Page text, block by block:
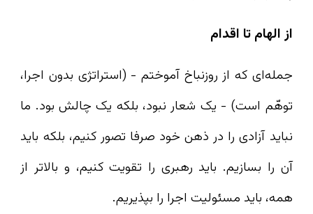
از الهام تا اقدام
جمله‌ای که از روزنباخ آموختم - (استراتژی بدون اجرا،
توهّم است) - یک شعار نبود، بلکه یک چالش بود. ما
نباید آزادی را در ذهن خود صرفا تصور کنیم، بلکه باید
آن را بسازیم. باید رهبری را تقویت کنیم، و بالاتر از
همه، باید مسئولیت اجرا را بپذیریم.